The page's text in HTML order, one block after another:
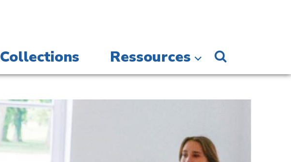
Collections Ressources